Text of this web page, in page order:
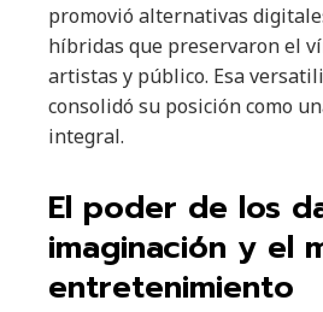
promovió alternativas
híbridas que preservaron el
artistas y público. Esa
consolidó su posición como
integral.
El poder de los
imaginación y el
entretenimiento